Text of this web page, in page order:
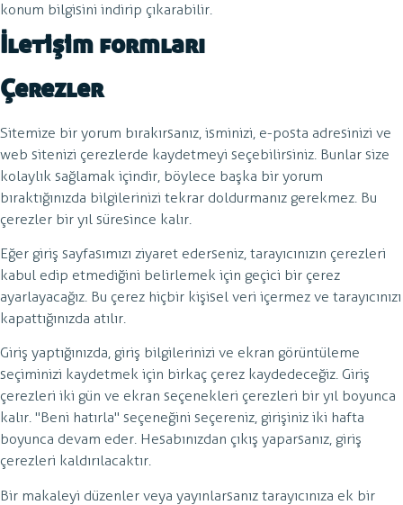
konum bilgisini indirip çıkarabilir.
İletişim formları
Çerezler
Sitemize bir yorum bırakırsanız, isminizi, e-posta adresinizi ve
web sitenizi çerezlerde kaydetmeyi seçebilirsiniz. Bunlar size
kolaylık sağlamak içindir, böylece başka bir yorum
bıraktığınızda bilgilerinizi tekrar doldurmanız gerekmez. Bu
çerezler bir yıl süresince kalır.
Eğer giriş sayfasımızı ziyaret ederseniz, tarayıcınızın çerezleri
kabul edip etmediğini belirlemek için geçici bir çerez
ayarlayacağız. Bu çerez hiçbir kişisel veri içermez ve tarayıcınızı
kapattığınızda atılır.
Giriş yaptığınızda, giriş bilgilerinizi ve ekran görüntüleme
seçiminizi kaydetmek için birkaç çerez kaydedeceğiz. Giriş
çerezleri iki gün ve ekran seçenekleri çerezleri bir yıl boyunca
kalır. "Beni hatırla" seçeneğini seçereniz, girişiniz iki hafta
boyunca devam eder. Hesabınızdan çıkış yaparsanız, giriş
çerezleri kaldırılacaktır.
Bir makaleyi düzenler veya yayınlarsanız tarayıcınıza ek bir